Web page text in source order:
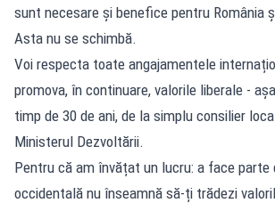
sunt necesare și benefice pentru România
Asta nu se schimbă.
Voi respecta toate angajamentele
promova, în continuare, valorile liberale -
timp de 30 de ani, de la simplu consilier
Ministerul Dezvoltării.
Pentru că am învățat un lucru: a face parte
occidentală nu înseamnă să-ți trădezi